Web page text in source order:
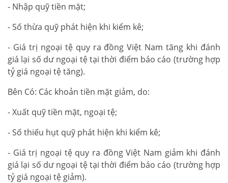
- Nhập quỹ tiền mặt;
- Số thừa quỹ phát hiện khi kiểm kê;
- Giá trị ngoại tệ quy ra đồng Việt Nam tăng khi đánh
giá lại số dư ngoại tệ tại thời điểm báo cáo (trường hợp
tỷ giá ngoại tệ tăng).
Bên Có: Các khoản tiền mặt giảm, do:
- Xuất quỹ tiền mặt, ngoại tệ;
- Số thiếu hụt quỹ phát hiện khi kiểm kê;
- Giá trị ngoại tệ quy ra đồng Việt Nam giảm khi đánh
giá lại số dư ngoại tệ tại thời điểm báo cáo (trường hợp
tỷ giá ngoại tệ giảm).